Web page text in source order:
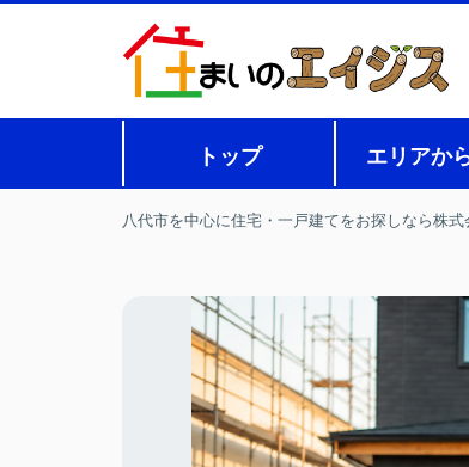
トップ エリアか
八代市を中心に住宅・一戸建てをお探しなら株